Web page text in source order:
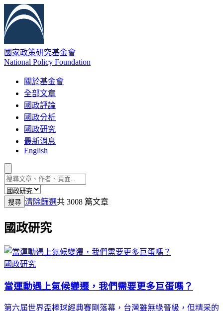
國家政策研究基金會
National Policy Foundation
關於基金會
全部文章
國政評論
國政分析
國政研究
最新消息
English
搜尋 清除篩選共 3008 篇文章
國政研究
國政研究
當運動遇上氣候變遷，我們需要更多巨蛋嗎？
第六屆世界盃棒球經典賽剛落幕，台灣雖無緣晉級，但精采的